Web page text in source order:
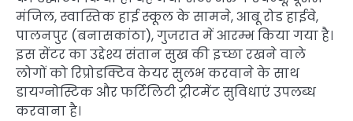
मंजिल, स्वास्तिक हाई स्कूल के सामने, आबू रोड हाईवे,
पालनपुर (बनासकांठा), गुजरात में आरम्भ किया गया है।
इस सेंटर का उद्देश्य संतान सुख की इच्छा रखने वाले
लोगों को रिप्रोडक्टिव केयर सुलभ करवाने के साथ
डायग्नोस्टिक और फर्टिलिटी ट्रीटमेंट सुविधाएं उपलब्ध
करवाना है।